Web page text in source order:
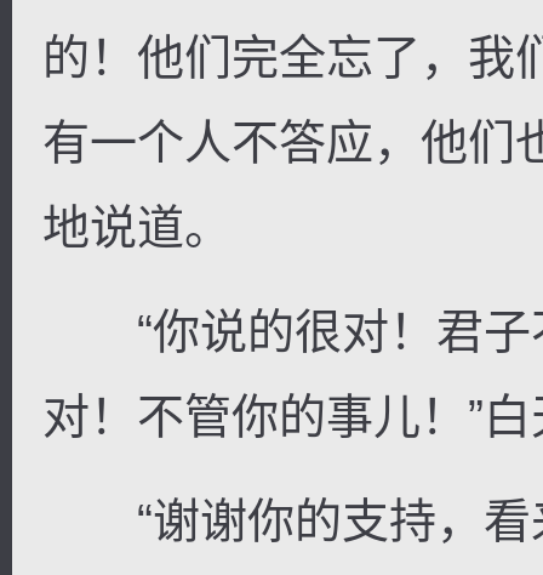
的！他们完全忘了，我
有一个人不答应，他们
地说道。
“你说的很对！君子
对！不管你的事儿！”
“谢谢你的支持，看